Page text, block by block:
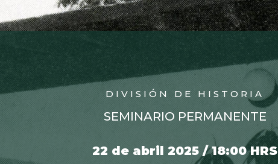
DIVISIÓN DE HISTORIA
SEMINARIO PERMANENTE
22 de abril 2025 / 18:00 HRS